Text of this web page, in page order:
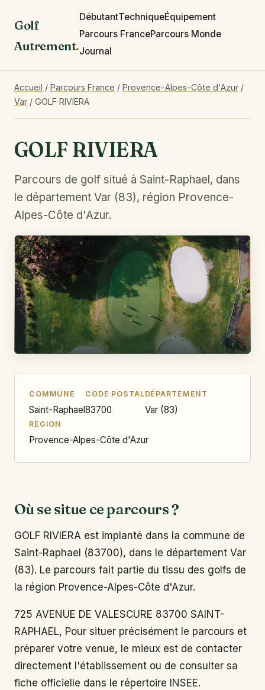
Golf
Autrement.
DébutantTechniqueÉquipement
Parcours FranceParcours Monde
Journal
Accueil / Parcours France / Provence-Alpes-Côte d'Azur /
Var / GOLF RIVIERA
GOLF RIVIERA
Parcours de golf situé à Saint-Raphael, dans
le département Var (83), région Provence-
Alpes-Côte d'Azur.
COMMUNE
Saint-Raphael
CODE POSTAL
83700
DÉPARTEMENT
Var (83)
RÉGION
Provence-Alpes-Côte d'Azur
Où se situe ce parcours ?
GOLF RIVIERA est implanté dans la commune de
Saint-Raphael (83700), dans le département Var
(83). Le parcours fait partie du tissu des golfs de
la région Provence-Alpes-Côte d'Azur.
725 AVENUE DE VALESCURE 83700 SAINT-
RAPHAEL, Pour situer précisément le parcours et
préparer votre venue, le mieux est de contacter
directement l'établissement ou de consulter sa
fiche officielle dans le répertoire INSEE.